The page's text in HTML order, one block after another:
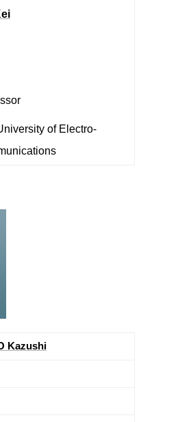
of Electro-
Kazushi